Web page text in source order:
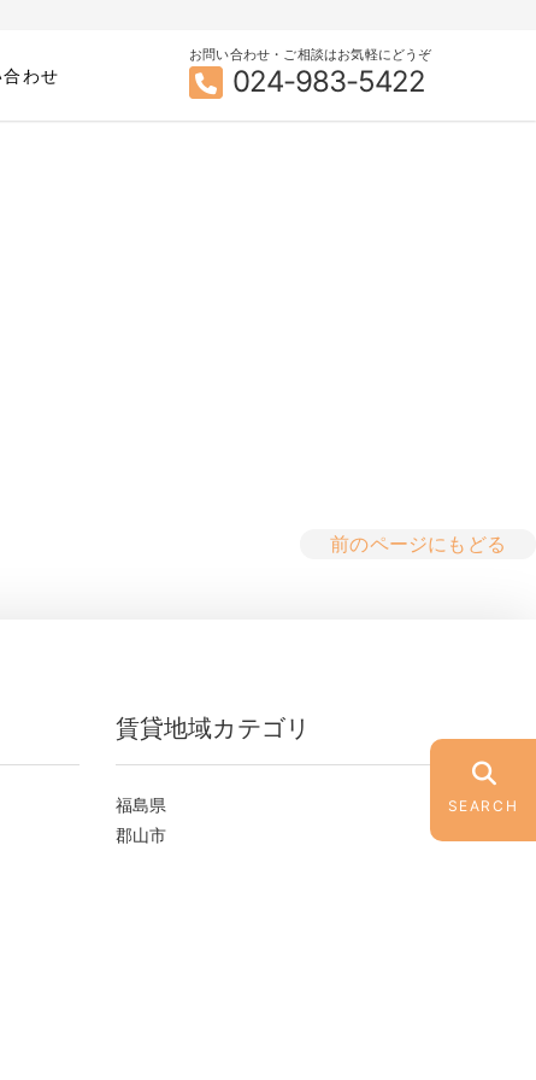
わせ
お問い合わせ・ご相談はお気軽にどうぞ
024-983-5422
前のページにもどる
SEARCH
賃貸地域カテゴリ
福島県
郡山市